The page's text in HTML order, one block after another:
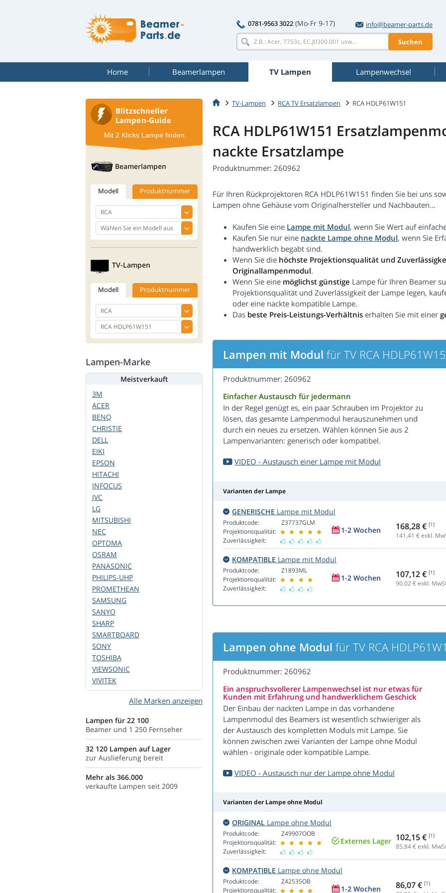
0781-9563 3022 (Mo-Fr 9-17)
info@beamer-parts.de
Suchen
Home Beamerlampen TV Lampen Lampenwechsel
TV-Lampen RCA TV Ersatzlampen RCA HDLP61W151
RCA HDLP61W151
nackte Ersatzlampe
Produktnummer: 260962
Für Ihren Rückprojektoren RCA HDLP61W151 finden Sie bei uns
Lampen ohne Gehäuse vom Originalhersteller und Nachbauten...
Kaufen Sie eine Lampe mit Modul, wenn Sie Wert auf
Kaufen Sie nur eine nackte Lampe ohne Modul, wenn Sie
handwerklich begabt sind.
Wenn Sie die höchste Projektionsqualität und
Originallampenmodul.
Wenn Sie eine möglichst günstige Lampe für Ihren Beamer
Projektionsqualität und Zuverlässigkeit der Lampe legen,
oder eine nackte kompatible Lampe.
Das beste Preis-Leistungs-Verhältnis erhalten Sie mit einer
Lampen mit Modul für TV RCA
Produktnummer: 260962
Einfacher Austausch für jedermann
In der Regel genügt es, ein paar Schrauben im Projektor zu
lösen, das gesamte Lampenmodul herauszunehmen und
durch ein neues zu ersetzen. Wählen können Sie aus 2
Lampenvarianten: generisch oder kompatibel.
VIDEO - Austausch einer Lampe mit Modul
Varianten der Lampe
GENERISCHE Lampe mit Modul
Produktcode:
Projektionsqualität:
Zuverlässigkeit:
Z37737GLM
1-2 Wochen 168,28 € [1]
141,41 € exkl.
KOMPATIBLE Lampe mit Modul
Produktcode:
Projektionsqualität:
Zuverlässigkeit:
Z1893ML
1-2 Wochen 107,12 € [1]
90,02€ exkl.
Lampen ohne Modul für TV RCA
Produktnummer: 260962
Ein anspruchsvollerer Lampenwechsel ist nur etwas für
Kunden mit Erfahrung und handwerklichem Geschick
Der Einbau der nackten Lampe in das vorhandene
Lampenmodul des Beamers ist wesentlich schwieriger als
der Austausch des kompletten Moduls mit Lampe. Sie
können zwischen zwei Varianten der Lampe ohne Modul
wählen - originale oder kompatible Lampe.
VIDEO - Austausch nur der Lampe ohne Modul
Varianten der Lampe ohne Modul
ORIGINAL Lampe ohne Modul
Produktcode:
Projektionsqualität:
Zuverlässigkeit:
Z49907OOB
Externes Lager 102,15 € [1]
85,84€ exkl.
KOMPATIBLE Lampe ohne Modul
Produktcode:
Projektionsqualität:
Z42535OB
1-2 Wochen 86,07 € [1]
Blitzschneller
Lampen-Guide
Mit 2 Klicks Lampe finden
Beamerlampen
Modell Produktnummer
TV-Lampen
Modell Produktnummer
Lampen-Marke
Meistverkauft
3M
ACER
BENQ
CHRISTIE
DELL
EIKI
EPSON
HITACHI
INFOCUS
JVC
LG
MITSUBISHI
NEC
OPTOMA
OSRAM
PANASONIC
PHILIPS-UHP
PROMETHEAN
SAMSUNG
SANYO
SHARP
SMARTBOARD
SONY
TOSHIBA
VIEWSONIC
VIVITEK
Alle Marken anzeigen
Lampen für 22 100
Beamer und 1 250 Fernseher
32 120 Lampen auf Lager
zur Auslieferung bereit
Mehr als 366.000
verkaufte Lampen seit 2009